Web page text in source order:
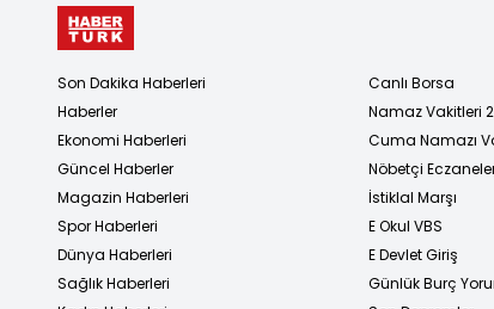
Son Dakika Haberleri
Haberler
Ekonomi Haberleri
Güncel Haberler
Magazin Haberleri
Spor Haberleri
Dünya Haberleri
Sağlık Haberleri
Canlı Borsa
Namaz Vakitleri
Cuma Namazı
Nöbetçi
İstiklal Marşı
E Okul VBS
E Devlet Giriş
Günlük Burç